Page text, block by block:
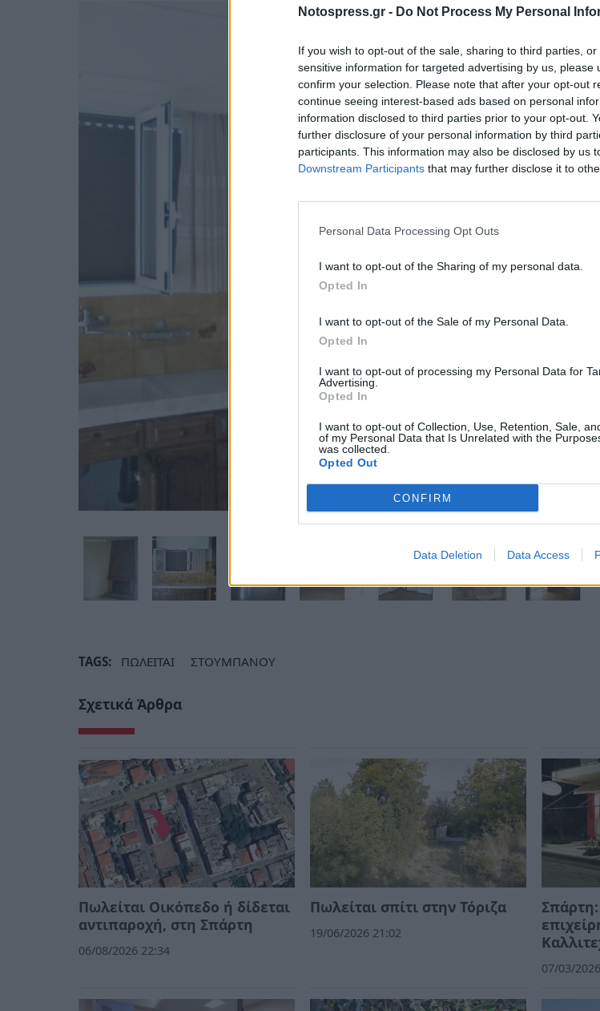
Notospress.gr - Do Not Process My Personal
If you wish to opt-out of the sale, sharing to third parties,
sensitive information for targeted advertising by us, please
confirm your selection. Please note that after your opt-out
continue seeing interest-based ads based on personal
information disclosed to third parties prior to your opt-out.
further disclosure of your personal information by third
participants. This information may also be disclosed by us
Downstream Participants that may further disclose it to
Personal Data Processing Opt Outs
I want to opt-out of the Sharing of my personal data.
Opted In
I want to opt-out of the Sale of my Personal Data.
Opted In
I want to opt-out of processing my Personal Data for
Advertising.
Opted In
I want to opt-out of Collection, Use, Retention, Sale,
of my Personal Data that Is Unrelated with the
was collected.
Opted Out
CONFIRM
Data Deletion Data Access
TAGS: ΠΩΛΕΙΤΑΙ ΣΤΟΥΜΠΑΝΟΥ
Σχετικά Άρθρα
Πωλείται Οικόπεδο ή δίδεται
αντιπαροχή, στη Σπάρτη
06/08/2026 22:34
Πωλείται σπίτι στην Τόριζα
19/06/2026 21:02
07/03/